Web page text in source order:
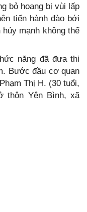
bỏ hoang bị vùi lấp
tiến hành đào bới
mạnh không thể
năng đã đưa thi
Bước đầu cơ quan
Thị H. (30 tuổi,
thôn Yên Bình, xã